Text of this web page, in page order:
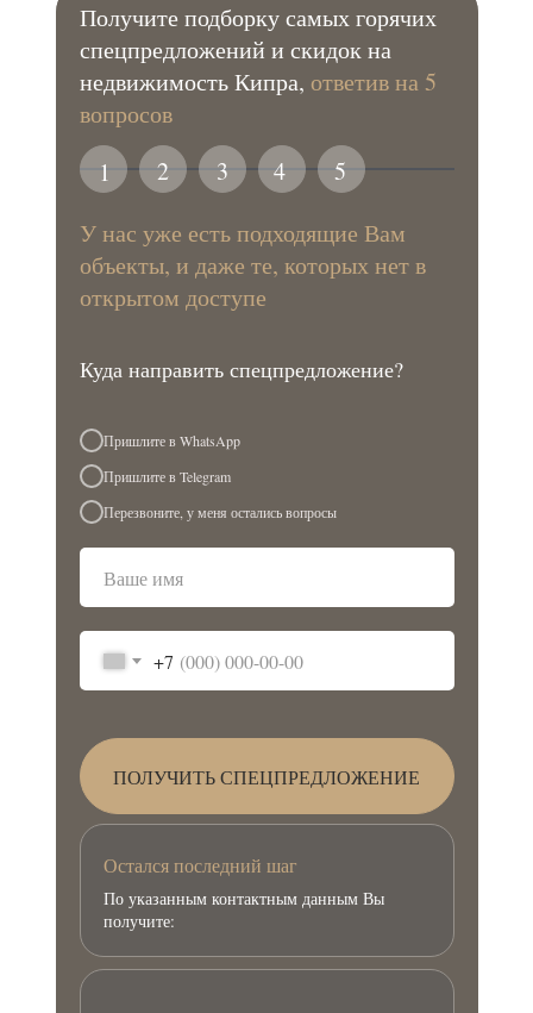
Получите подборку самых горячих
спецпредложений и скидок на
недвижимость Кипра, ответив на 5
вопросов
Куда направить спецпредложение?
Остался последний шаг
По указанным контактным данным Вы
получите:
1
Пришлите в WhatsApp
Пришлите в Telegram
Перезвоните, у меня остались вопросы
+7
ПОЛУЧИТЬ СПЕЦПРЕДЛОЖЕНИЕ
2
У нас уже есть подходящие Вам
объекты, и даже те, которых нет в
открытом доступе
3 4 5